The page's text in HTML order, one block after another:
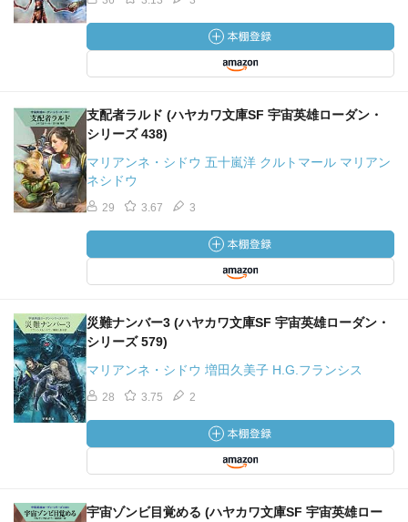
支配者ラルド (ハヤカワ文庫SF 宇宙英雄ローダン・
シリーズ 438)
マリアンネ・シドウ 五十嵐洋 クルトマール マリアン
ネシドウ
29 3.67 3
災難ナンバー3 (ハヤカワ文庫SF 宇宙英雄ローダン・
シリーズ 579)
マリアンネ・シドウ 増田久美子 H.G.フランシス
28 3.75 2
宇宙ゾンビ目覚める (ハヤカワ文庫SF 宇宙英雄ロー